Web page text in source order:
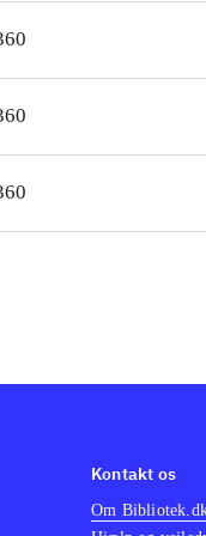
spil
Kontakt os
Om